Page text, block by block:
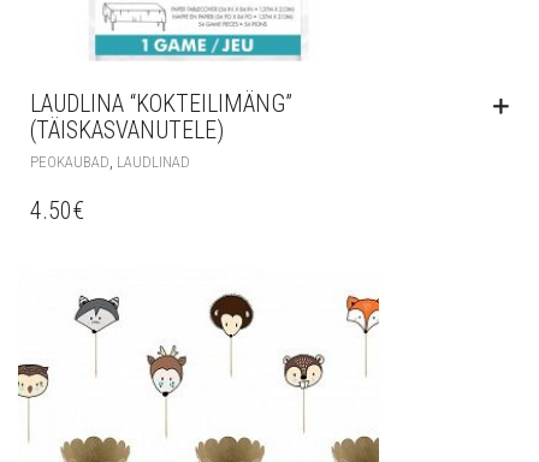
LAUDLINA “KOKTEILIMÄNG”
(TÄISKASVANUTELE)
PEOKAUBAD, LAUDLINAD
4.50€